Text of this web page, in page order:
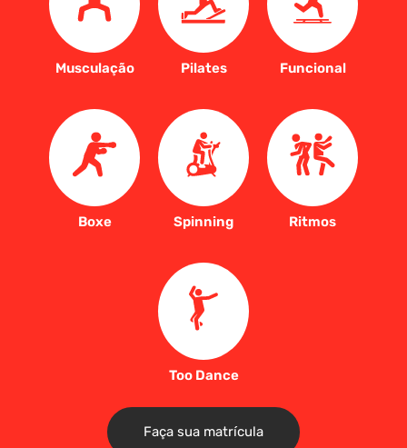
Musculação Pilates Funcional
Boxe Spinning Ritmos
Too Dance
Faça sua matrícula